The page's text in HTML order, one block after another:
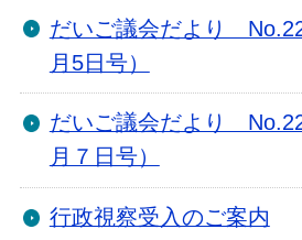
だいご議会だより
月5日号）
だいご議会だより
月７日号）
行政視察受入のご案内